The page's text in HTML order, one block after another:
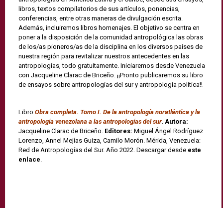
libros, textos compilatorios de sus artículos, ponencias,
conferencias, entre otras maneras de divulgación escrita.
Además, incluiremos libros homenajes. El objetivo se centra en
poner a la disposición de la comunidad antropológica las obras
de los/as pioneros/as de la disciplina en los diversos países de
nuestra región para revitalizar nuestros antecedentes en las
antropologías, todo gratuitamente. Iniciaremos desde Venezuela
con Jacqueline Clarac de Briceño. ¡¡Pronto publicaremos su libro
de ensayos sobre antropologías del sur y antropología política!!
Libro Obra completa. Tomo I. De la antropología noratlántica y la
antropología venezolana a las antropologías del sur. Autora:
Jacqueline Clarac de Briceño. Editores: Miguel Ángel Rodríguez
Lorenzo, Annel Mejías Guiza, Camilo Morón. Mérida, Venezuela:
Red de Antropologías del Sur. Año 2022. Descargar desde este
enlace.